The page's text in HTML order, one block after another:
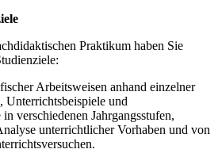
Praktikum haben Sie
Arbeitsweisen anhand einzelner
Unterrichtsbeispiele und
verschiedenen Jahrgangsstufen,
unterrichtlicher Vorhaben und von